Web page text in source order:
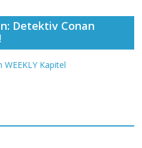
Detektiv Conan